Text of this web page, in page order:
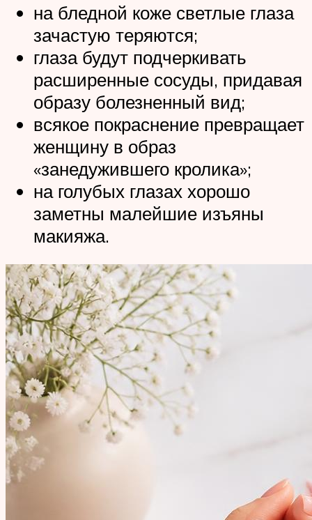
на бледной коже светлые глаза
зачастую теряются;
глаза будут подчеркивать
расширенные сосуды, придавая
образу болезненный вид;
всякое покраснение превращает
женщину в образ
«занедужившего кролика»;
на голубых глазах хорошо
заметны малейшие изъяны
макияжа.